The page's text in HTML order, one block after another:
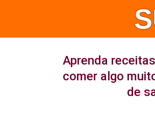
Aprenda
comer algo
de